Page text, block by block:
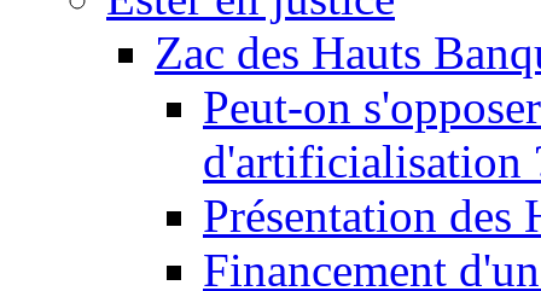
Zac des Hauts
Peut-on
d'artificialisation
Présentation des
Financement